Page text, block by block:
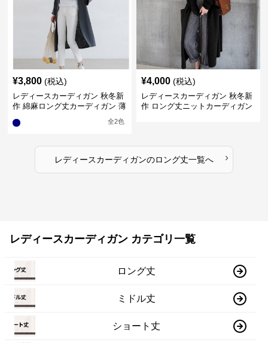
¥3,800 (税込)
レディースカーディガン 秋冬新
作 綿麻ロング丈カーディガン 薄
全2色
¥4,000 (税込)
レディースカーディガン 秋冬新
作 ロング丈ニットカーディガン
レディースカーディガンのロング丈一覧へ ›
レディースカーディガン カテゴリ一覧
ロング丈
ミドル丈
ショート丈